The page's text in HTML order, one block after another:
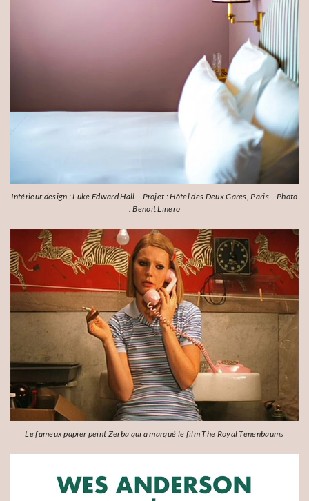
Intérieur design : Luke Edward Hall – Projet : Hôtel des Deux Gares, Paris – Photo
: Benoit Linero
Le fameux papier peint Zerba qui a marqué le film The Royal Tenenbaums